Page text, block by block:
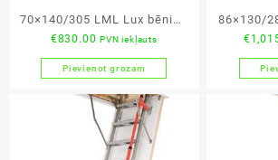
70×140/305 LML Lux bēniņu
kāpnes
€830.00 PVN iekļauts
Pievienot grozam
86×130/
€